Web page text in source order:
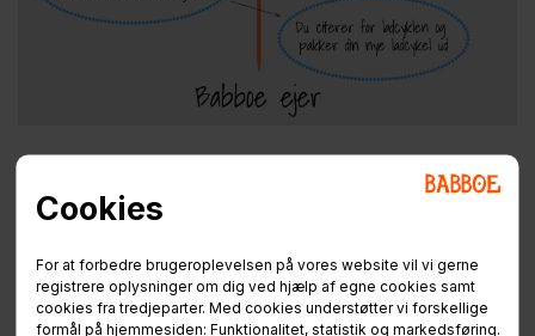
Cookies
For at forbedre brugeroplevelsen på vores website vil vi gerne
registrere oplysninger om dig ved hjælp af egne cookies samt
cookies fra tredjeparter. Med cookies understøtter vi forskellige
formål på hjemmesiden: Funktionalitet, statistik og markedsføring.
Vi samarbejder med etablerede og servicemindede
hoveddøren.
Fragtselskabet vil kontakte jer, på det telefonnummer I har